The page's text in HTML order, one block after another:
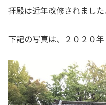
拝殿は近年改修されました
下記の写真は、２０２０年